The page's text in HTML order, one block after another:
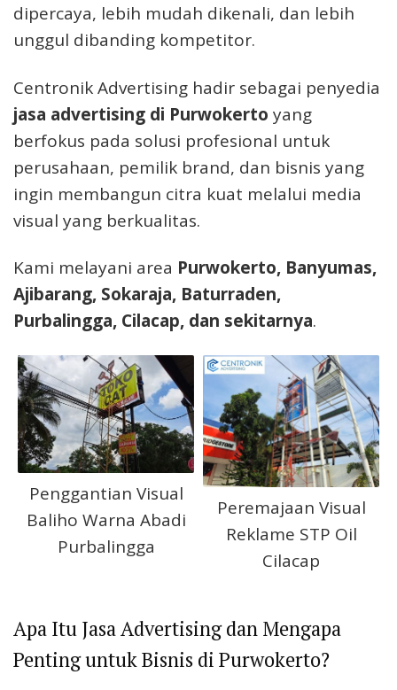
dipercaya, lebih mudah dikenali, dan lebih
unggul dibanding kompetitor.
Centronik Advertising hadir sebagai penyedia
jasa advertising di Purwokerto yang
berfokus pada solusi profesional untuk
perusahaan, pemilik brand, dan bisnis yang
ingin membangun citra kuat melalui media
visual yang berkualitas.
Kami melayani area Purwokerto, Banyumas,
Ajibarang, Sokaraja, Baturraden,
Purbalingga, Cilacap, dan sekitarnya.
Penggantian Visual
Baliho Warna Abadi
Purbalingga
Peremajaan Visual
Reklame STP Oil
Cilacap
Apa Itu Jasa Advertising dan Mengapa
Penting untuk Bisnis di Purwokerto?